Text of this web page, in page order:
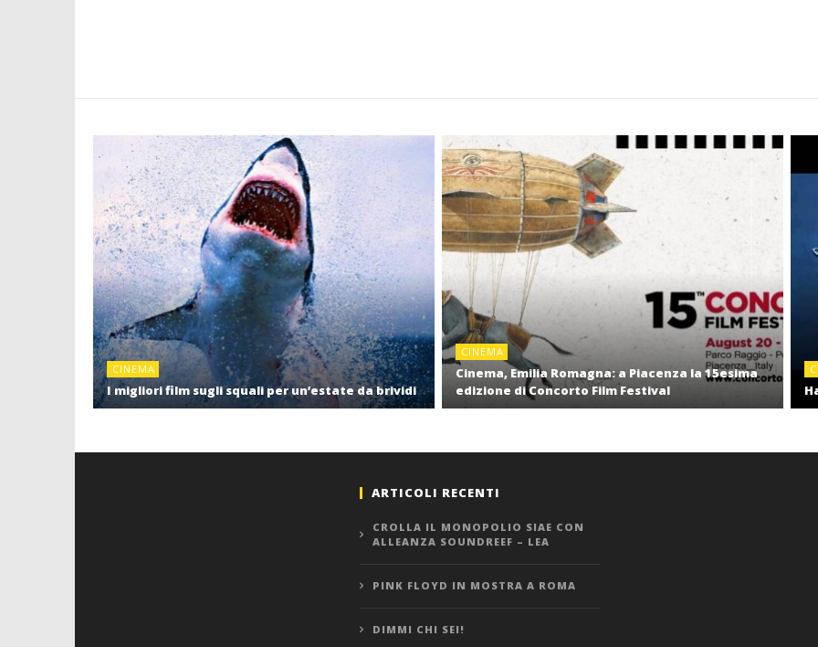
CINEMA
I migliori film sugli squali per un’estate da brividi
CINEMA
Cinema, Emilia Romagna: a Piacenza la 15esima
edizione di Concorto Film Festival
ARTICOLI RECENTI
CROLLA IL MONOPOLIO SIAE CON
ALLEANZA SOUNDREEF – LEA
PINK FLOYD IN MOSTRA A ROMA
DIMMI CHI SEI!